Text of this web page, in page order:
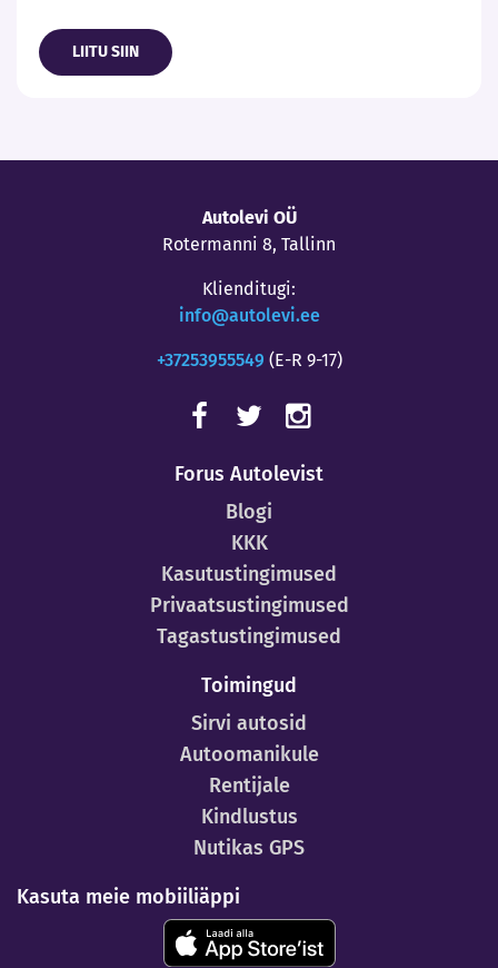
LIITU SIIN
Autolevi OÜ
Rotermanni 8, Tallinn
Klienditugi:
info@autolevi.ee
+37253955549 (E-R 9-17)
Forus Autolevist
Blogi
KKK
Kasutustingimused
Privaatsustingimused
Tagastustingimused
Toimingud
Sirvi autosid
Autoomanikule
Rentijale
Kindlustus
Nutikas GPS
Kasuta meie mobiiliäppi